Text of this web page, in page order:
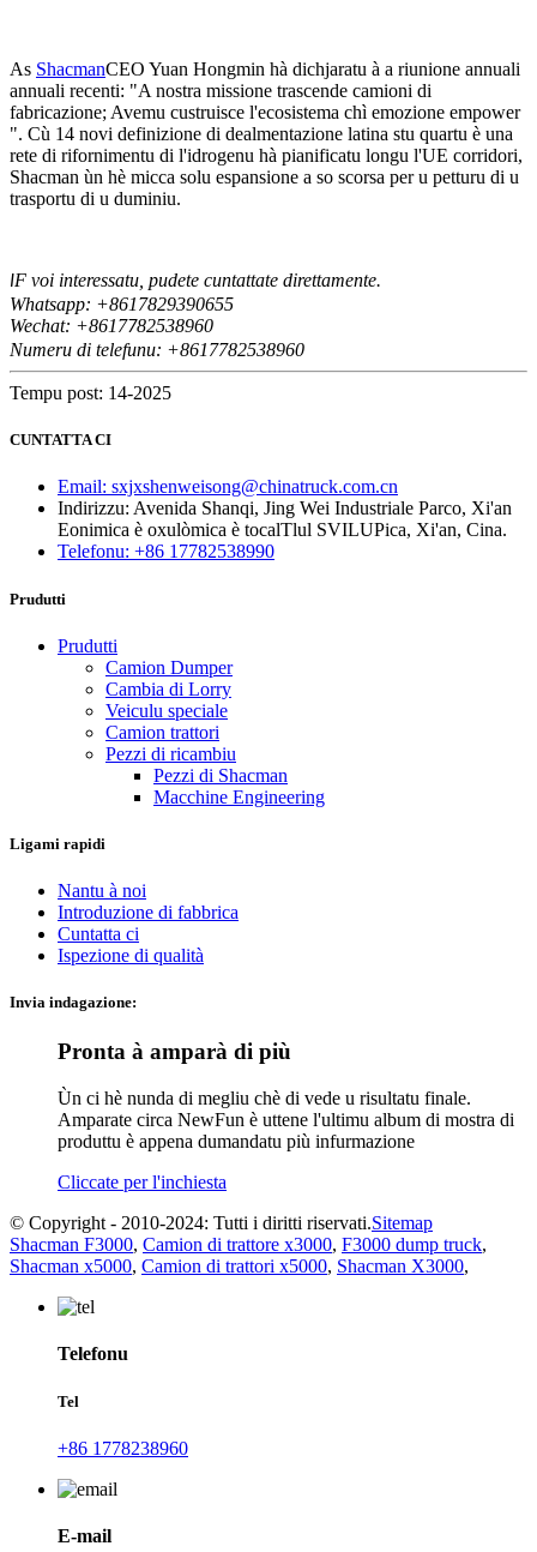
As ShacmanCEO Yuan Hongmin hà dichjaratu à a riunione annuali
annuali recenti: "A nostra missione trascende camioni di
fabricazione; Avemu custruisce l'ecosistema chì emozione empower
". Cù 14 novi definizione di dealmentazione latina stu quartu è una
rete di rifornimentu di l'idrogenu hà pianificatu longu l'UE corridori,
Shacman ùn hè micca solu espansione a so scorsa per u petturu di u
trasportu di u duminiu.
IF voi interessatu, pudete cuntattate direttamente.
Whatsapp: +8617829390655
Wechat: +8617782538960
Numeru di telefunu: +8617782538960
Tempu post: 14-2025
CUNTATTA CI
Email: sxjxshenweisong@chinatruck.com.cn
Indirizzu: Avenida Shanqi, Jing Wei Industriale Parco, Xi'an
Eonimica è oxulòmica è tocalTlul SVILUPica, Xi'an, Cina.
Telefonu: +86 17782538990
Prudutti
Prudutti
Camion Dumper
Cambia di Lorry
Veiculu speciale
Camion trattori
Pezzi di ricambiu
Pezzi di Shacman
Macchine Engineering
Ligami rapidi
Nantu à noi
Introduzione di fabbrica
Cuntatta ci
Ispezione di qualità
Invia indagazione:
Pronta à amparà di più
Ùn ci hè nunda di megliu chè di vede u risultatu finale.
Amparate circa NewFun è uttene l'ultimu album di mostra di
produttu è appena dumandatu più infurmazione
Cliccate per l'inchiesta
© Copyright - 2010-2024: Tutti i diritti riservati.Sitemap
Shacman F3000, Camion di trattore x3000, F3000 dump truck,
Shacman x5000, Camion di trattori x5000, Shacman X3000,
Telefonu
Tel
+86 1778238960
E-mail